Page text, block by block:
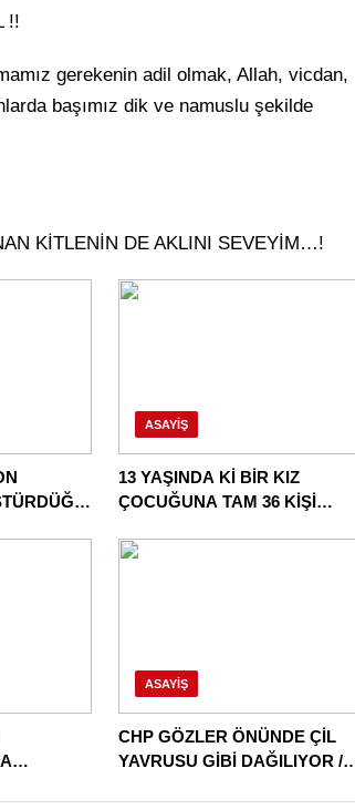
!!
gerekenin adil olmak, Allah, vicdan,
başımız dik ve namuslu şekilde
KİTLENİN DE AKLINI SEVEYİM…!
ASAYIŞ
13 YAŞINDA Kİ BİR KIZ
ÇOCUĞUNA TAM 36 KİŞİ
BU HALK NEREYE SAVRULDU
ASAYIŞ
CHP GÖZLER ÖNÜNDE ÇİL
YAVRUSU GİBİ DAĞILIYOR /